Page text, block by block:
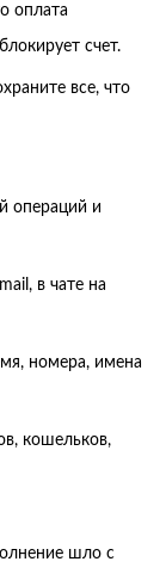
оплата
счет.
все, что
операций и
в чате на
номера, имена
кошельков,
шло с